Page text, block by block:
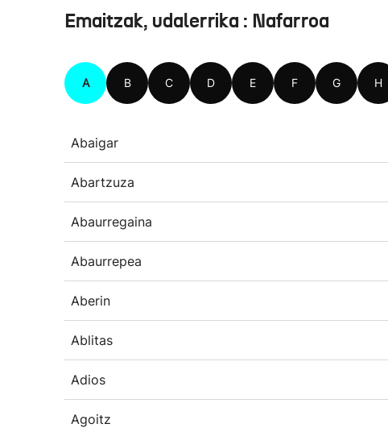
Emaitzak, udalerrika : Nafarroa
A B C D E F G H
Abaigar
Abartzuza
Abaurregaina
Abaurrepea
Aberin
Ablitas
Adios
Agoitz